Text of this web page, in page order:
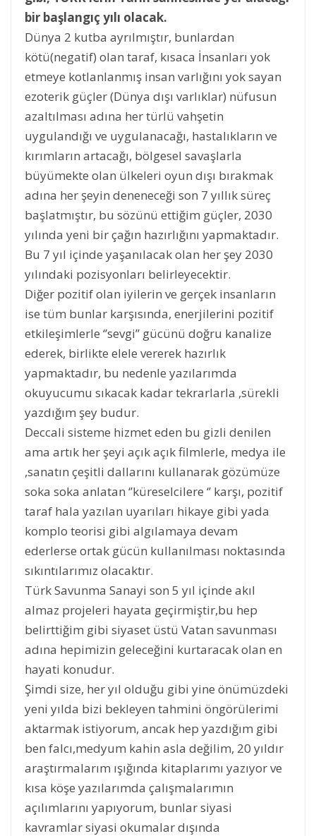
bir başlangıç yılı olacak.
Dünya 2 kutba ayrılmıştır, bunlardan
kötü(negatif) olan taraf, kısaca İnsanları yok
etmeye kotlanlanmış insan varlığını yok sayan
ezoterik güçler (Dünya dışı varlıklar) nüfusun
azaltılması adına her türlü vahşetin
uygulandığı ve uygulanacağı, hastalıkların ve
kırımların artacağı, bölgesel savaşlarla
büyümekte olan ülkeleri oyun dışı bırakmak
adına her şeyin deneneceği son 7 yıllık süreç
başlatmıştır, bu sözünü ettiğim güçler, 2030
yılında yeni bir çağın hazırlığını yapmaktadır.
Bu 7 yıl içinde yaşanılacak olan her şey 2030
yılındaki pozisyonları belirleyecektir.
Diğer pozitif olan iyilerin ve gerçek insanların
ise tüm bunlar karşısında, enerjilerini pozitif
etkileşimlerle ‘’sevgi’’ gücünü doğru kanalize
ederek, birlikte elele vererek hazırlık
yapmaktadır, bu nedenle yazılarımda
okuyucumu sıkacak kadar tekrarlarla ,sürekli
yazdığım şey budur.
Deccali sisteme hizmet eden bu gizli denilen
ama artık her şeyi açık açık filmlerle, medya ile
,sanatın çeşitli dallarını kullanarak gözümüze
soka soka anlatan ‘’küreselcilere ‘’ karşı, pozitif
taraf hala yazılan uyarıları hikaye gibi yada
komplo teorisi gibi algılamaya devam
ederlerse ortak gücün kullanılması noktasında
sıkıntılarımız olacaktır.
Türk Savunma Sanayi son 5 yıl içinde akıl
almaz projeleri hayata geçirmiştir,bu hep
belirttiğim gibi siyaset üstü Vatan savunması
adına hepimizin geleceğini kurtaracak olan en
hayati konudur.
Şimdi size, her yıl olduğu gibi yine önümüzdeki
yeni yılda bizi bekleyen tahmini öngörülerimi
aktarmak istiyorum, ancak hep yazdığım gibi
ben falcı,medyum kahin asla değilim, 20 yıldır
araştırmalarım ışığında kitaplarımı yazıyor ve
kısa köşe yazılarımda çalışmalarımın
açılımlarını yapıyorum, bunlar siyasi
kavramlar siyasi okumalar dışında